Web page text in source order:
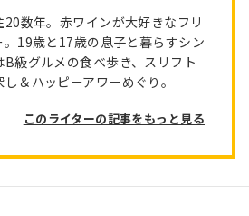
数年。赤ワインが大好きなフリ
。19歳と17歳の息子と暮らすシン
級グルメの食べ歩き、スリフト
＆ハッピーアワーめぐり。
このライターの記事をもっと見る